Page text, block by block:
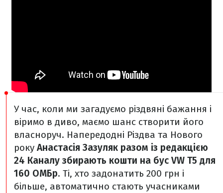
У час, коли ми загадуємо різдвяні бажання і
віримо в диво, маємо шанс створити його
власноруч. Напередодні Різдва та Нового
року Анастасія Зазуляк разом із редакцією
24 Каналу збирають кошти на бус VW T5 для
160 ОМБр. Ті, хто задонатить 200 грн і
більше, автоматично стають учасниками